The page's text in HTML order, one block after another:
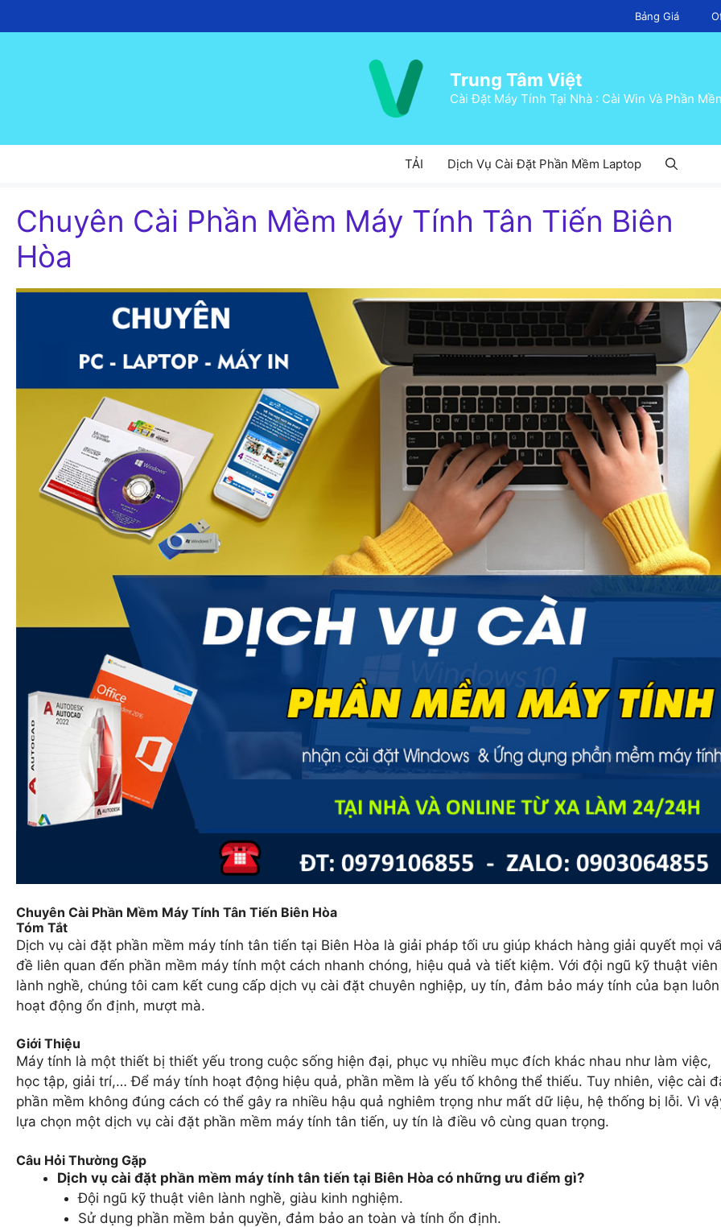
đến
Bảng Giá
Trung Tâm Việt
Cài Đặt Máy Tính Tại Nhà : Cài Win Và Phần
TẢI Dịch Vụ Cài Đặt Phần Mềm Laptop
Chuyên Cài Phần Mềm Máy Tính Tân Tiến Biên
Hòa
Chuyên Cài Phần Mềm Máy Tính Tân Tiến Biên Hòa
Tóm Tắt
Dịch vụ cài đặt phần mềm máy tính tân tiến tại Biên Hòa là giải pháp tối ưu giúp khách hàng giải quyết mọi
đề liên quan đến phần mềm máy tính một cách nhanh chóng, hiệu quả và tiết kiệm. Với đội ngũ kỹ thuật viên
lành nghề, chúng tôi cam kết cung cấp dịch vụ cài đặt chuyên nghiệp, uy tín, đảm bảo máy tính của bạn luôn
hoạt động ổn định, mượt mà.
Giới Thiệu
Máy tính là một thiết bị thiết yếu trong cuộc sống hiện đại, phục vụ nhiều mục đích khác nhau như làm việc,
học tập, giải trí,… Để máy tính hoạt động hiệu quả, phần mềm là yếu tố không thể thiếu. Tuy nhiên, việc cài
phần mềm không đúng cách có thể gây ra nhiều hậu quả nghiêm trọng như mất dữ liệu, hệ thống bị lỗi. Vì
lựa chọn một dịch vụ cài đặt phần mềm máy tính tân tiến, uy tín là điều vô cùng quan trọng.
Câu Hỏi Thường Gặp
Dịch vụ cài đặt phần mềm máy tính tân tiến tại Biên Hòa có những ưu điểm gì?
Đội ngũ kỹ thuật viên lành nghề, giàu kinh nghiệm.
Sử dụng phần mềm bản quyền, đảm bảo an toàn và tính ổn định.